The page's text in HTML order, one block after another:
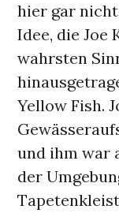
hier gar
Idee, die Joe
wahrsten
Yellow Fish.
und ihm war
der